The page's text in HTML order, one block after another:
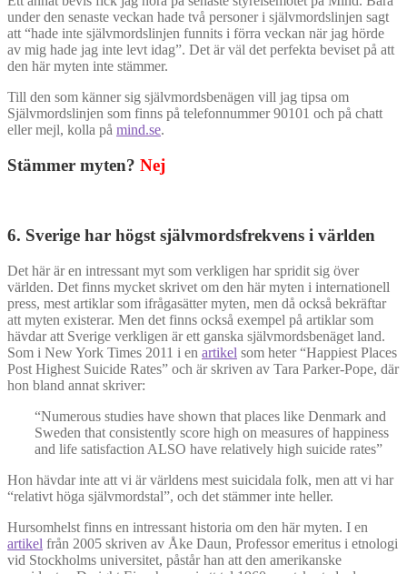
under den senaste veckan hade två personer i självmordslinjen sagt
att “hade inte självmordslinjen funnits i förra veckan när jag hörde
av mig hade jag inte levt idag”. Det är väl det perfekta beviset på att
den här myten inte stämmer.
Till den som känner sig självmordsbenägen vill jag tipsa om
Självmordslinjen som finns på telefonnummer 90101 och på chatt
eller mejl, kolla på mind.se.
Stämmer myten? Nej
6. Sverige har högst självmordsfrekvens i världen
Det här är en intressant myt som verkligen har spridit sig över
världen. Det finns mycket skrivet om den här myten i internationell
press, mest artiklar som ifrågasätter myten, men då också bekräftar
att myten existerar. Men det finns också exempel på artiklar som
hävdar att Sverige verkligen är ett ganska självmordsbenäget land.
Som i New York Times 2011 i en artikel som heter “Happiest Places
Post Highest Suicide Rates” och är skriven av Tara Parker-Pope, där
hon bland annat skriver:
“Numerous studies have shown that places like Denmark and
Sweden that consistently score high on measures of happiness
and life satisfaction ALSO have relatively high suicide rates”
Hon hävdar inte att vi är världens mest suicidala folk, men att vi har
“relativt höga självmordstal”, och det stämmer inte heller.
Hursomhelst finns en intressant historia om den här myten. I en
artikel från 2005 skriven av Åke Daun, Professor emeritus i etnologi
vid Stockholms universitet, påstår han att den amerikanske